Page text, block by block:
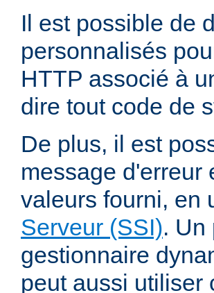
Il est possible de
personnalisés
HTTP associé à
dire tout code de
De plus, il est
message d'erreur
valeurs fourni, en
Serveur (SSI). Un
gestionnaire
peut aussi utiliser